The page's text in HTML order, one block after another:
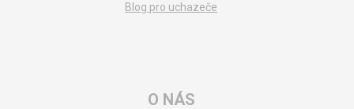
Blog pro uchazeče
O NÁS